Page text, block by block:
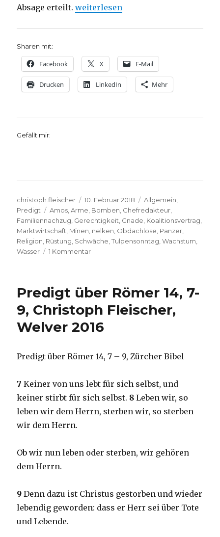
Absage erteilt.„Predigt Amos 5, 21-24, Joachim
weiterlesen
Sharen mit:
Facebook X E-Mail
Drucken LinkedIn Mehr
Gefällt mir:
Autor
christoph.fleischer
Veröffentlicht
am
10. Februar 2018 Kategorien
Allgemein,
Predigt
Schlagwörter
Amos,Arme, Bomben, Chefredakteur,
Familiennachzug, Gerechtigkeit, Gnade, Koalitionsvertrag,
Marktwirtschaft, Minen, nelken, Obdachlose, Panzer,
Religion, Rüstung, Schwäche,Tulpensonntag,Wachstum,
Wasser
1 Kommentarzu
21-
Joachim
Wehrenbrecht,
Herzogenrath
11.02.2018
Predigt über Römer 14, 7-
9, Christoph Fleischer,
Welver 2016
Predigt über Römer 14, 7 – 9, Zürcher Bibel
7 Keiner von uns lebt für sich selbst, und
keiner stirbt für sich selbst. 8 Leben wir, so
leben wir dem Herrn, sterben wir, so sterben
wir dem Herrn.
Ob wir nun leben oder sterben, wir gehören
dem Herrn.
9 Denn dazu ist Christus gestorben und wieder
lebendig geworden: dass er Herr sei über Tote
und Lebende.